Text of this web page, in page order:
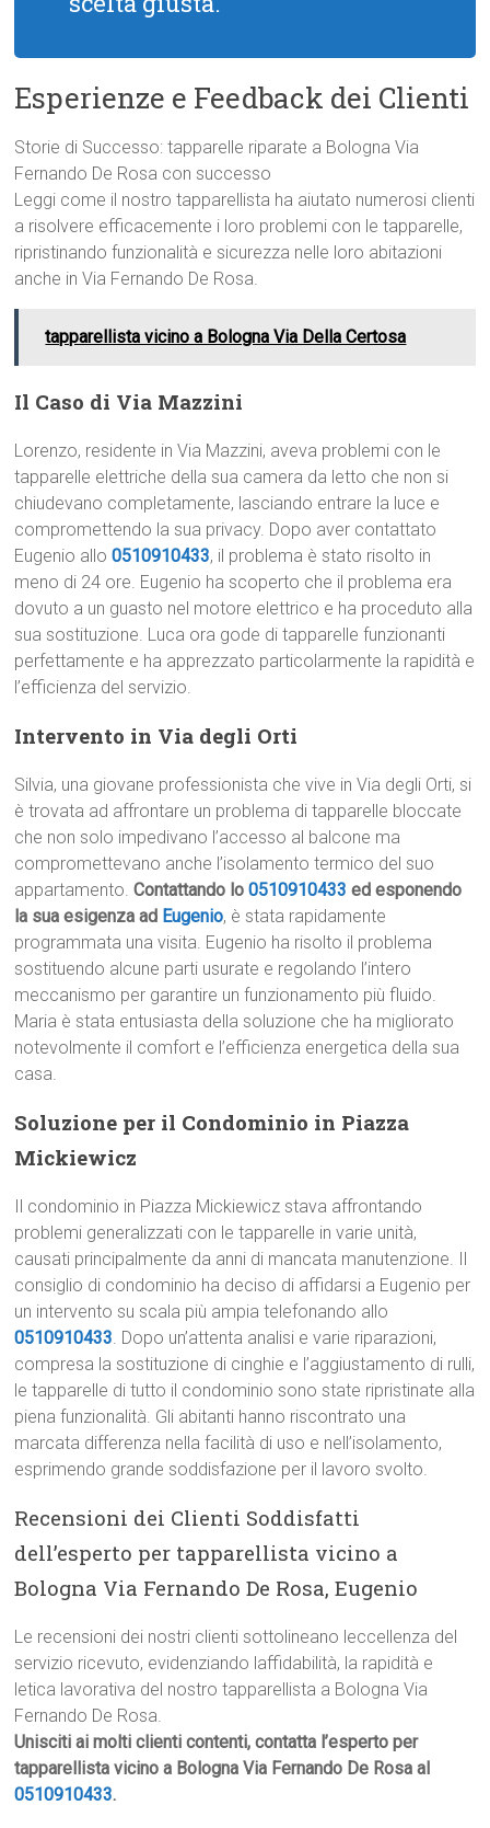
Esperienze e Feedback dei Clienti
Storie di Successo: tapparelle riparate a Bologna Via
Fernando De Rosa con successo
Leggi come il nostro tapparellista ha aiutato numerosi clienti
a risolvere efficacemente i loro problemi con le tapparelle,
ripristinando funzionalità e sicurezza nelle loro abitazioni
anche in Via Fernando De Rosa.
tapparellista vicino a Bologna Via Della Certosa
Il Caso di Via Mazzini
Lorenzo, residente in Via Mazzini, aveva problemi con le
tapparelle elettriche della sua camera da letto che non si
chiudevano completamente, lasciando entrare la luce e
compromettendo la sua privacy. Dopo aver contattato
Eugenio allo0510910433, il problema è stato risolto in
meno di 24 ore. Eugenio ha scoperto che il problema era
dovuto a un guasto nel motore elettrico e ha proceduto alla
sua sostituzione. Luca ora gode di tapparelle funzionanti
perfettamente e ha apprezzato particolarmente la rapidità e
l’efficienza del servizio.
Intervento in Via degli Orti
Silvia, una giovane professionista che vive in Via degli Orti, si
è trovata ad affrontare un problema di tapparelle bloccate
che non solo impedivano l’accesso al balcone ma
compromettevano anche l’isolamento termico del suo
appartamento.Contattando lo0510910433 ed esponendo
la sua esigenza ad Eugenio, è stata rapidamente
programmata una visita. Eugenio ha risolto il problema
sostituendo alcune parti usurate e regolando l’intero
meccanismo per garantire un funzionamento più fluido.
Maria è stata entusiasta della soluzione che ha migliorato
notevolmente il comfort e l’efficienza energetica della sua
casa.
Soluzione per il Condominio in Piazza
Mickiewicz
Il condominio in Piazza Mickiewicz stava affrontando
problemi generalizzati con le tapparelle in varie unità,
causati principalmente da anni di mancata manutenzione. Il
consiglio di condominio ha deciso di affidarsi a Eugenio per
un intervento su scala più ampia telefonando allo
0510910433. Dopo un’attenta analisi e varie riparazioni,
compresa la sostituzione di cinghie e l’aggiustamento di rulli,
le tapparelle di tutto il condominio sono state ripristinate alla
piena funzionalità. Gli abitanti hanno riscontrato una
marcata differenza nella facilità di uso e nell’isolamento,
esprimendo grande soddisfazione per il lavoro svolto.
Recensioni dei Clienti Soddisfatti
dell’esperto per tapparellista vicino a
Bologna Via Fernando De Rosa, Eugenio
Le recensioni dei nostri clienti sottolineano leccellenza del
servizio ricevuto, evidenziando laffidabilità, la rapidità e
letica lavorativa del nostro tapparellista a Bologna Via
Fernando De Rosa.
Unisciti ai molti clienti contenti, contatta l’esperto per
tapparellista vicino a Bologna Via Fernando De Rosa al
0510910433.